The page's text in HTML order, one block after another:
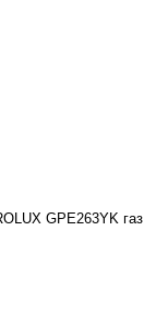
GPE263YK газ